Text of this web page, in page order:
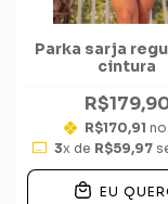
Parka sarja
cintura
R$170,91 no
3x de R$59,97
EU